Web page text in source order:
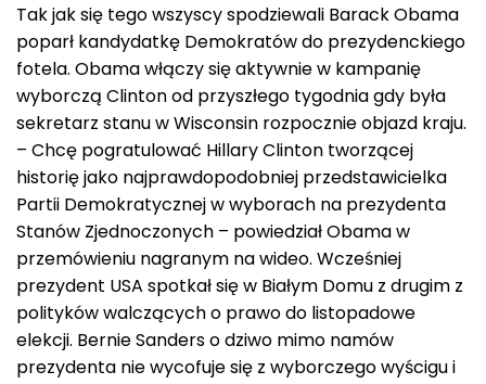
Tak jak się tego wszyscy spodziewali Barack Obama
poparł kandydatkę Demokratów do prezydenckiego
fotela. Obama włączy się aktywnie w kampanię
wyborczą Clinton od przyszłego tygodnia gdy była
sekretarz stanu w Wisconsin rozpocznie objazd kraju.
– Chcę pogratulować Hillary Clinton tworzącej
historię jako najprawdopodobniej przedstawicielka
Partii Demokratycznej w wyborach na prezydenta
Stanów Zjednoczonych – powiedział Obama w
przemówieniu nagranym na wideo. Wcześniej
prezydent USA spotkał się w Białym Domu z drugim z
polityków walczących o prawo do listopadowe
elekcji. Bernie Sanders o dziwo mimo namów
prezydenta nie wycofuje się z wyborczego wyścigu i